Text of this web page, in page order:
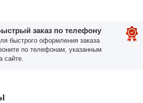
заказ по телефону
быстрого оформления заказа
по телефонам, указанным
сайте.